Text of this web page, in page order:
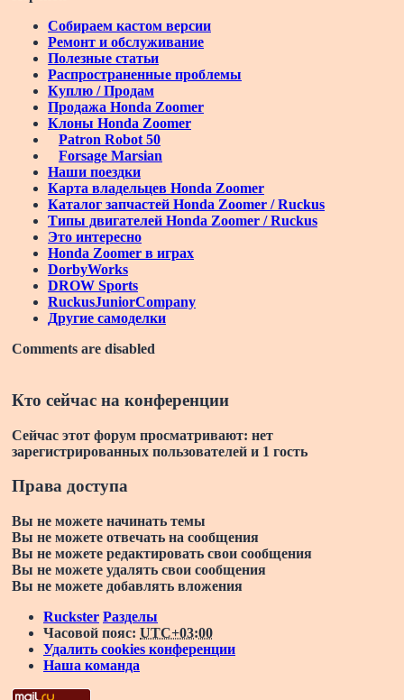
Собираем кастом версии
Ремонт и обслуживание
Полезные статьи
Распространенные проблемы
Куплю / Продам
Продажа Honda Zoomer
Клоны Honda Zoomer
Patron Robot 50
Forsage Marsian
Наши поездки
Карта владельцев Honda Zoomer
Каталог запчастей Honda Zoomer / Ruckus
Типы двигателей Honda Zoomer / Ruckus
Это интересно
Honda Zoomer в играх
DorbyWorks
DROW Sports
RuckusJuniorCompany
Другие самоделки
Comments are disabled
Кто сейчас на конференции
Сейчас этот форум просматривают: нет
зарегистрированных пользователей и 1 гость
Права доступа
Вы не можете начинать темы
Вы не можете отвечать на сообщения
Вы не можете редактировать свои сообщения
Вы не можете удалять свои сообщения
Вы не можете добавлять вложения
Ruckster Разделы
Часовой пояс: UTC+03:00
Удалить cookies конференции
Наша команда